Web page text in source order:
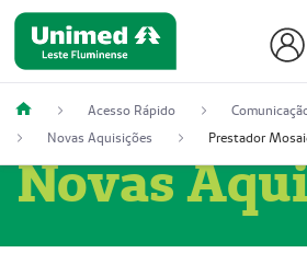
Acesso Rápido
Novas Aquisições
Novas